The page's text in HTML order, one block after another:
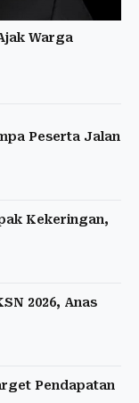
Warga
Peserta Jalan
Kekeringan,
2026, Anas
Pendapatan